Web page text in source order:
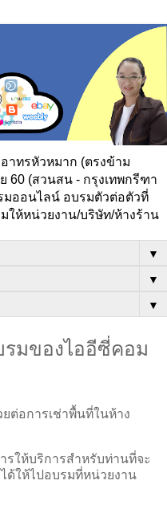
าทรหัวหมาก (ตรงข้าม
60 (สวนสน - กรุงเทพกรีฑา
มออนไลน์ อบรมตัวต่อตัวที่
ให้หน่วยงาน/บริษัท/ห้างร้าน
▼
▼
▼
มของไออีซี่คอม
ต่อการเช่าพื้นที่ในห้าง
รให้บริการสำหรับท่านที่จะ
ด้ให้ไปอบรมที่หน่วยงาน